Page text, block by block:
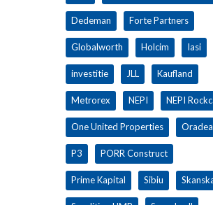
Dedeman Forte Partners
Globalworth Holcim Iasi
investitie JLL Kaufland
Metrorex NEPI NEPI
One United Properties Oradea
P3 PORR Construct
Prime Kapital Sibiu